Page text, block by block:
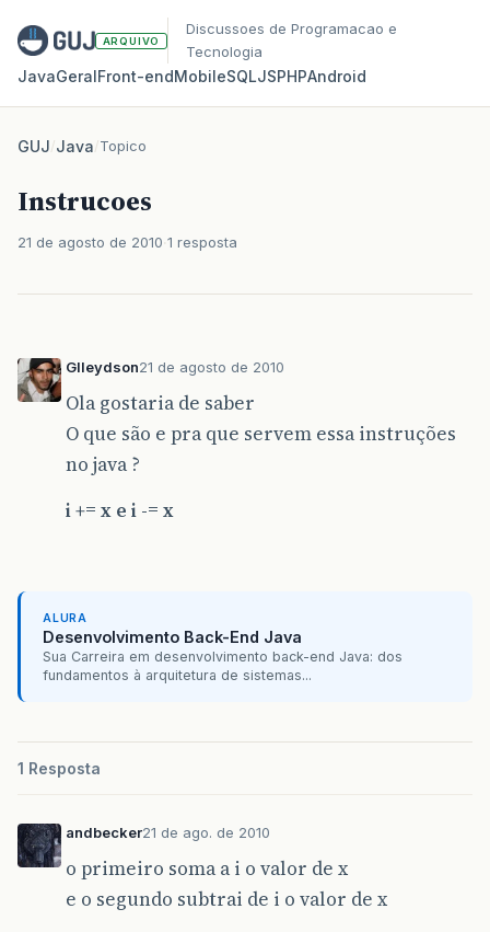
ARQUIVO
Discussoes de Programacao e
Tecnologia
JavaGeralFront‑endMobileSQLJSPHPAndroid
GUJ/Java/Topico
Instrucoes
21 de agosto de 2010 1 resposta
Glleydson21 de agosto de 2010
Ola gostaria de saber
O que são e pra que servem essa instruções
no java ?
i += x e i -= x
ALURA
Desenvolvimento Back-End Java
Sua Carreira em desenvolvimento back-end Java: dos
fundamentos à arquitetura de sistemas...
1 Resposta
andbecker21 de ago. de 2010
o primeiro soma a i o valor de x
e o segundo subtrai de i o valor de x